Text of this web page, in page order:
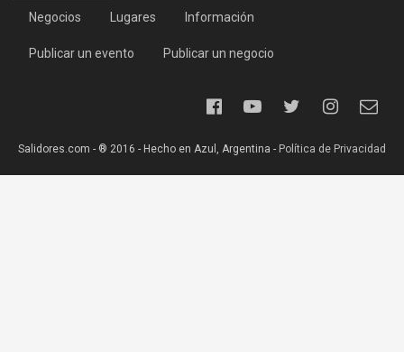
Negocios Lugares Información
Publicar un evento Publicar un negocio
Salidores.com - ® 2016 - Hecho en Azul, Argentina - Política de Privacidad